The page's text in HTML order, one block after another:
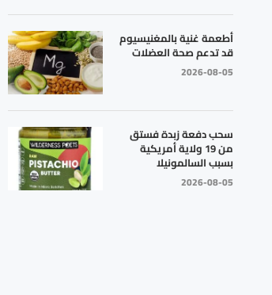
أطعمة غنية بالمغنيسيوم
قد تدعم صحة العضلات
2026-08-05
سحب دفعة زبدة فستق
من 19 ولاية أمريكية
بسبب السالمونيلا
2026-08-05